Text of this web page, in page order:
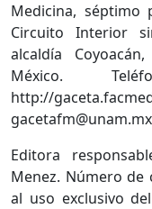
Medicina, séptimo
Circuito Interior
alcaldía
México.
http://
Editora
Menez. Número de
al uso exclusivo del